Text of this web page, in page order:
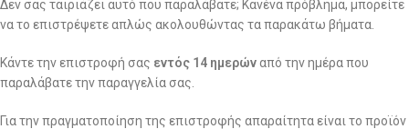
Δεν σας ταιριάζει αυτό που παραλάβατε; Κανένα πρόβλημα, μπορείτε
να το επιστρέψετε απλώς ακολουθώντας τα παρακάτω βήματα.
Κάντε την επιστροφή σας εντός 14 ημερώναπό την ημέρα που
παραλάβατε την παραγγελία σας.
Για την πραγματοποίηση της επιστροφής απαραίτητα είναι το προϊόν